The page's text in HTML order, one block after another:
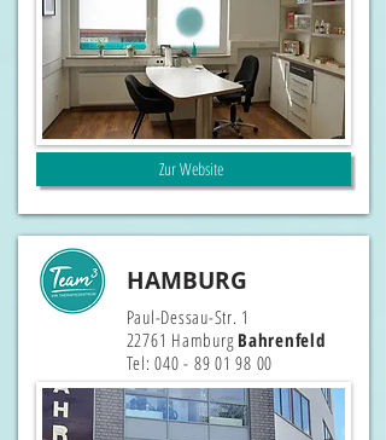
Zur Website
HAMBURG
Paul-Dessau-Str. 1
22761 Hamburg Bahrenfeld
Tel:040 - 89 01 98 00